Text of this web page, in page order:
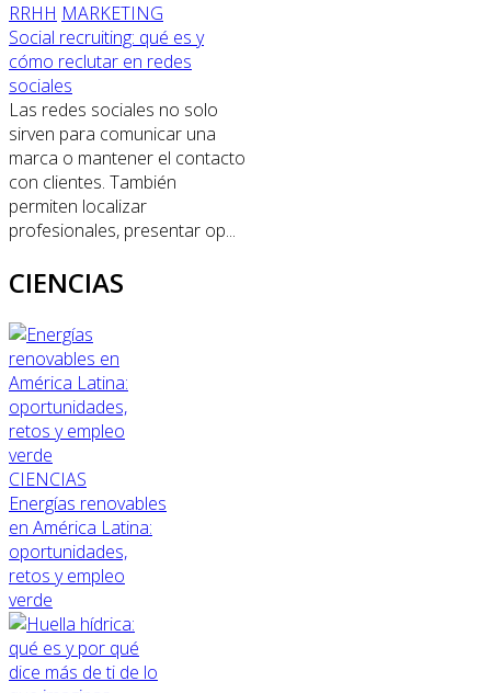
RRHH MARKETING
Social recruiting: qué es y
cómo reclutar en redes
sociales
Las redes sociales no solo
sirven para comunicar una
marca o mantener el contacto
con clientes. También
permiten localizar
profesionales, presentar op...
CIENCIAS
CIENCIAS
Energías renovables
en América Latina:
oportunidades,
retos y empleo
verde